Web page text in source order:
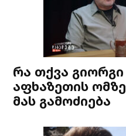
რა თქვა გიორგი
აფხაზეთის
მას გამოძიება